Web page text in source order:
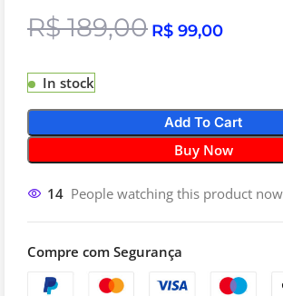
R$189,00 R$ 99,00
In stock
Add To Cart
Buy Now
14 People watching this product
Compre com Segurança